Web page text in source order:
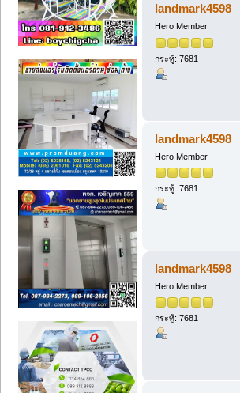
landmark4598
Hero Member
กระทู้: 7681
landmark4598
Hero Member
กระทู้: 7681
landmark4598
Hero Member
กระทู้: 7681